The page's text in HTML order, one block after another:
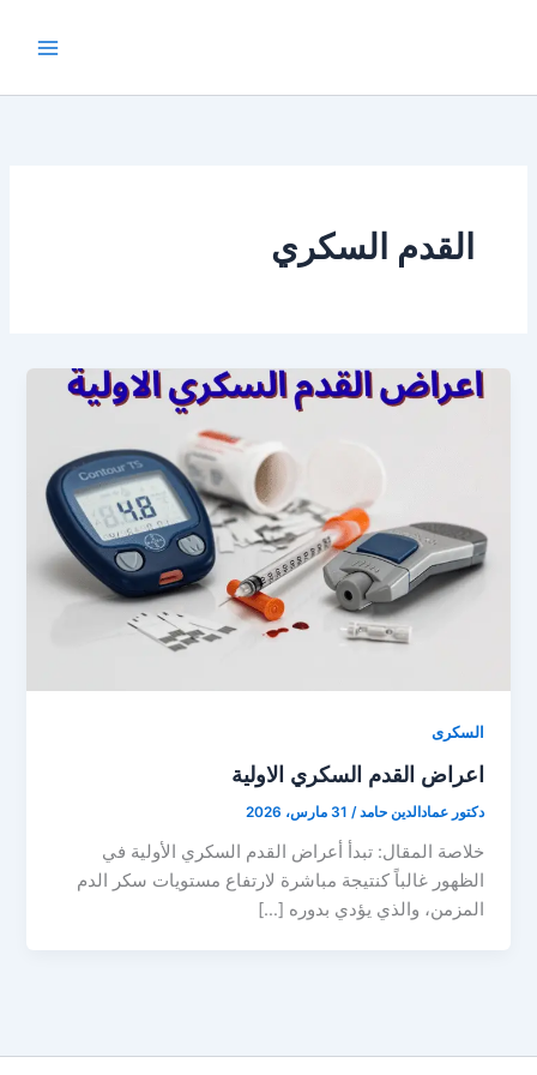
القدم السكري
السكرى
اعراض القدم السكري الاولية
دكتور عمادالدين حامد/ 31 مارس، 2026
خلاصة المقال: تبدأ أعراض القدم السكري الأولية في
الظهور غالباً كنتيجة مباشرة لارتفاع مستويات سكر الدم
المزمن، والذي يؤدي بدوره […]